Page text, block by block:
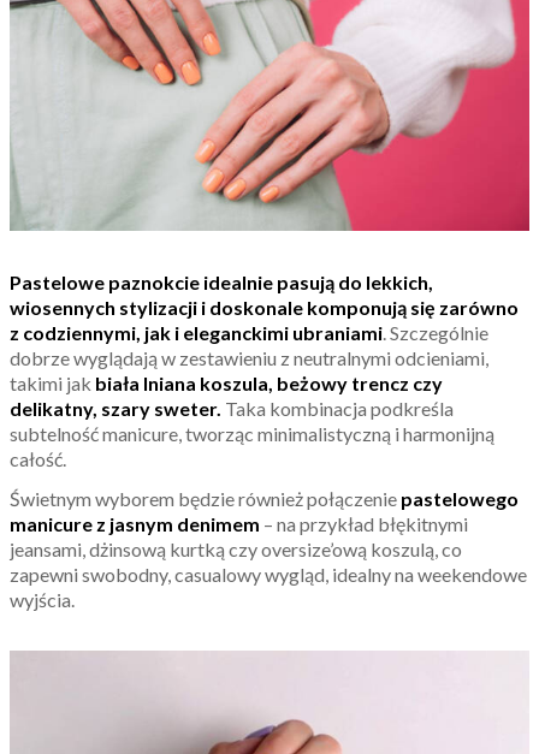
Pastelowe paznokcie idealnie pasują do lekkich,
wiosennych stylizacji i doskonale komponują się zarówno
z codziennymi, jak i eleganckimi ubraniami. Szczególnie
dobrze wyglądają w zestawieniu z neutralnymi odcieniami,
takimi jak biała lniana koszula, beżowy trencz czy
delikatny, szary sweter. Taka kombinacja podkreśla
subtelność manicure, tworząc minimalistyczną i harmonijną
całość.
Świetnym wyborem będzie również połączenie pastelowego
manicure z jasnym denimem – na przykład błękitnymi
jeansami, dżinsową kurtką czy oversize’ową koszulą, co
zapewni swobodny, casualowy wygląd, idealny na weekendowe
wyjścia.